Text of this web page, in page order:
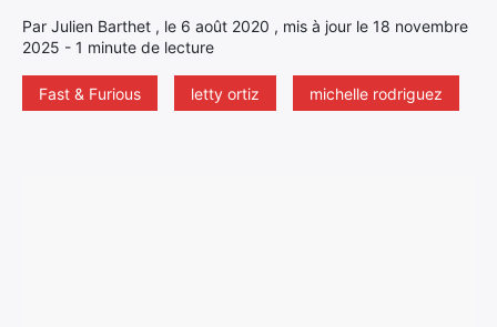
Par Julien Barthet , le 6 août 2020 , mis à jour le 18 novembre
2025 - 1 minute de lecture
Fast & Furious letty ortiz michelle rodriguez